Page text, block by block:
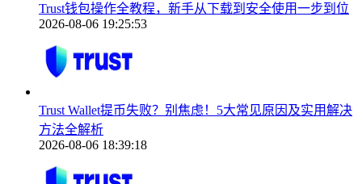
Trust钱包操作全教程，新手从下载到安全使用一步到位
2026-08-06 19:25:53
Trust Wallet提币失败？别焦虑！5大常见原因及实用解决
方法全解析
2026-08-06 18:39:18